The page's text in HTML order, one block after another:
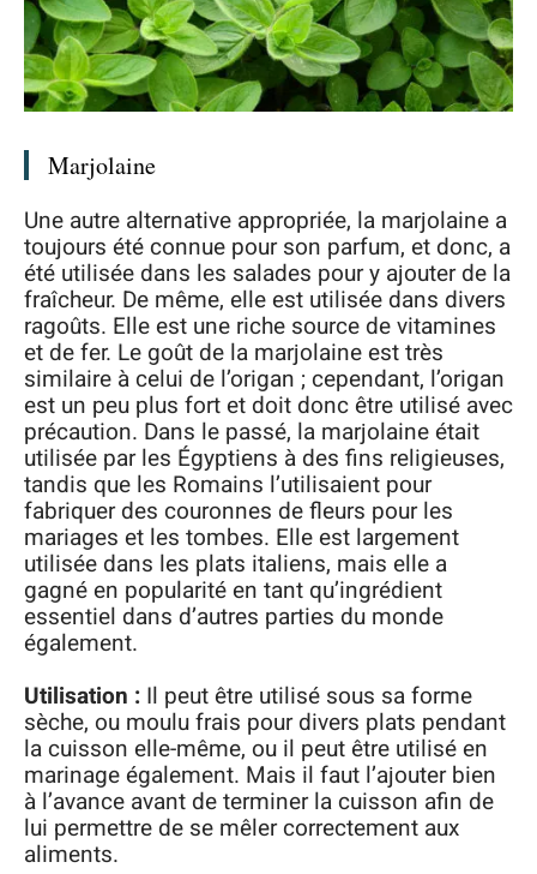
Marjolaine
Une autre alternative appropriée, la marjolaine a
toujours été connue pour son parfum, et donc, a
été utilisée dans les salades pour y ajouter de la
fraîcheur. De même, elle est utilisée dans divers
ragoûts. Elle est une riche source de vitamines
et de fer. Le goût de la marjolaine est très
similaire à celui de l’origan ; cependant, l’origan
est un peu plus fort et doit donc être utilisé avec
précaution. Dans le passé, la marjolaine était
utilisée par les Égyptiens à des fins religieuses,
tandis que les Romains l’utilisaient pour
fabriquer des couronnes de fleurs pour les
mariages et les tombes. Elle est largement
utilisée dans les plats italiens, mais elle a
gagné en popularité en tant qu’ingrédient
essentiel dans d’autres parties du monde
également.
Utilisation : Il peut être utilisé sous sa forme
sèche, ou moulu frais pour divers plats pendant
la cuisson elle-même, ou il peut être utilisé en
marinage également. Mais il faut l’ajouter bien
à l’avance avant de terminer la cuisson afin de
lui permettre de se mêler correctement aux
aliments.